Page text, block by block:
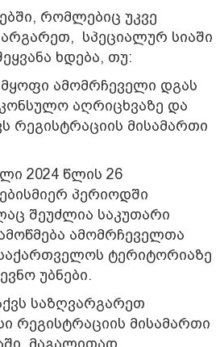
რომლებიც უკვე
სპეციალურ სიაში
ხდება, თუ:
მყოფი ამომრჩეველი დგას
აღრიცხვაზე და
რეგისტრაციის მისამართი
2024 წლის 26
პერიოდში
შეუძლია საკუთარი
ამომრჩეველთა
საქართველოს ტერიტორიაზე
უბნები.
საზღვარგარეთ
რეგისტრაციის მისამართი
მაგალითად,